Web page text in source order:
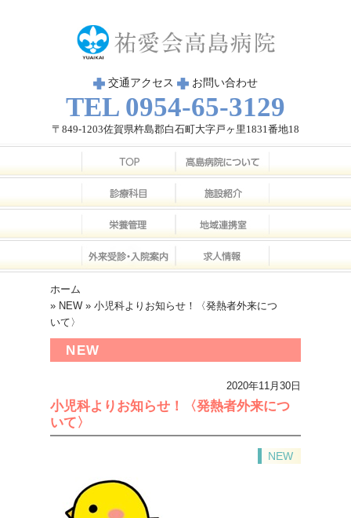
交通アクセス お問い合わせ
TEL 0954-65-3129
〒849-1203佐賀県杵島郡白石町大字戸ヶ里1831番地18
ホーム
» NEW » 小児科よりお知らせ！〈発熱者外来につ
いて〉
NEW
2020年11月30日
小児科よりお知らせ！〈発熱者外来につ
いて〉
NEW